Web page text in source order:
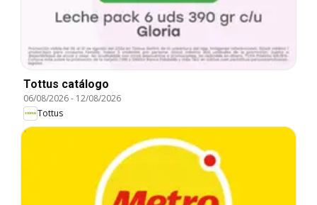
Tottus catálogo
06/08/2026- 12/08/2026
Tottus